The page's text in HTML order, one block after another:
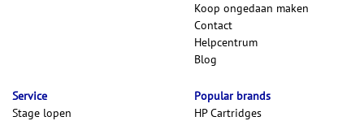
Koop ongedaan maken
Contact
Helpcentrum
Blog
Service
Stage lopen
Popular brands
HP Cartridges